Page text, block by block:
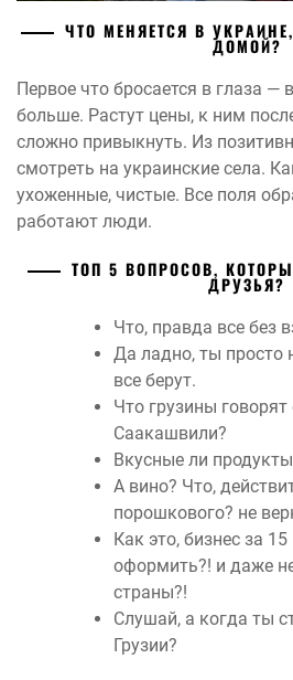
ЧТО МЕНЯЕТСЯ В
ДОМОЙ?
Первое что бросается в глаза —
больше. Растут цены, к ним
сложно привыкнуть. Из
смотреть на украинские села.
ухоженные, чистые. Все поля
работают люди.
ТОП 5 ВОПРОСОВ,
ДРУЗЬЯ?
Что, правда все без
Да ладно, ты просто
все берут.
Что грузины
Саакашвили?
Вкусные ли
А вино? Что,
порошкового? не
Как это, бизнес за
оформить?! и даже
страны?!
Слушай, а когда ты
Грузии?